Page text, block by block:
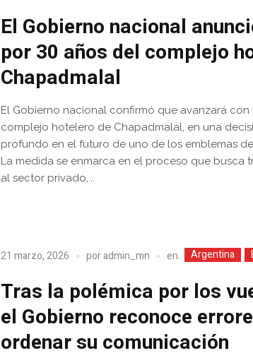
El Gobierno nacional
por 30 años del complejo
Chapadmalal
El Gobierno nacional confirmó que avanzará
complejo hotelero de Chapadmalal, en una
profundo en el futuro de uno de los emblemas
La medida se enmarca en el proceso que busca
al sector privado,...
21 marzo, 2026 poradmin_mn en Argentina
Tras la polémica por los
el Gobierno reconoce
ordenar su comunicación